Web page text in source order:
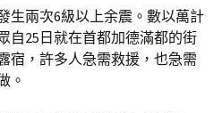
生兩次6級以上余震。數以萬計
自25日就在首都加德滿都的街
宿，許多人急需救援，也急需
。